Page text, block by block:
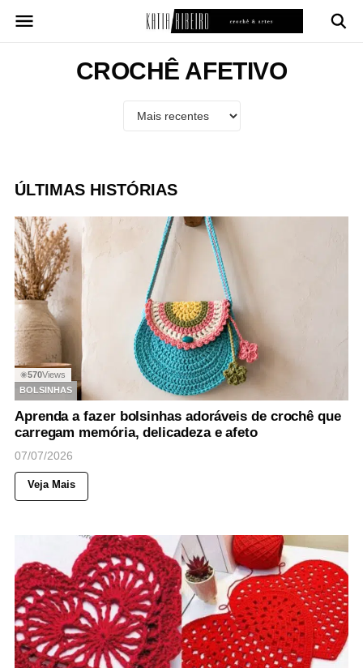
para
CROCHÊ AFETIVO
ÚLTIMAS HISTÓRIAS
◉570Views
BOLSINHAS
Aprenda a fazer bolsinhas adoráveis de crochê que
carregam memória, delicadeza e afeto
07/07/2026
Veja Mais